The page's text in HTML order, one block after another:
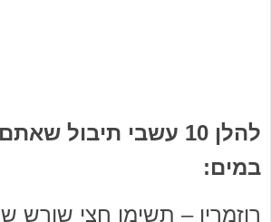
להלן 10 עשבי תיבול
במים:
רוזמרין – תשימו חצי שורש